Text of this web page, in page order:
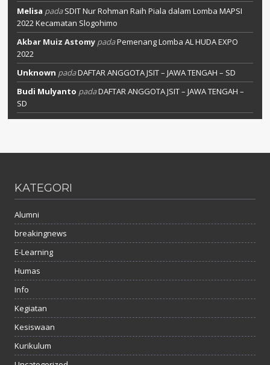
Melisa padaSDIT Nur Rohman Raih Piala dalam Lomba MAPSI
2022 Kecamatan Slogohimo
Akbar Muiz Astomy padaPemenang Lomba AL HUDA EXPO
2022
Unknown padaDAFTAR ANGGOTA JSIT – JAWA TENGAH – SD
Budi Mulyanto padaDAFTAR ANGGOTA JSIT – JAWA TENGAH –
SD
KATEGORI
Alumni
breakingnews
E-Learning
Humas
Info
Kegiatan
Kesiswaan
Kurikulum